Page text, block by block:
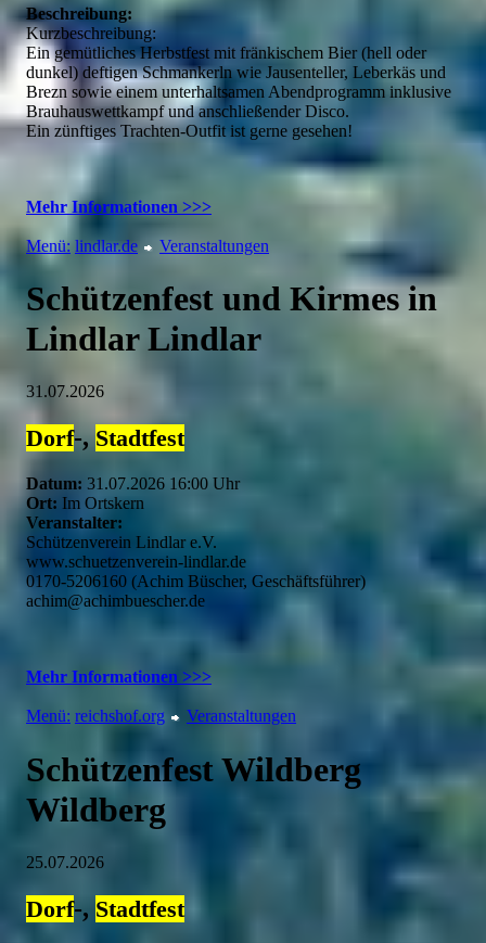
Beschreibung:
Kurzbeschreibung:
Ein gemütliches Herbstfest mit fränkischem Bier (hell oder
dunkel) deftigen Schmankerln wie Jausenteller, Leberkäs und
Brezn sowie einem unterhaltsamen Abendprogramm inklusive
Brauhauswettkampf und anschließender Disco.
Ein zünftiges Trachten-Outfit ist gerne gesehen!
Mehr Informationen >>>
Menü: lindlar.de Veranstaltungen
Schützenfest und Kirmes in
Lindlar Lindlar
31.07.2026
Dorf-,Stadtfest
Datum: 31.07.2026 16:00 Uhr
Ort: Im Ortskern
Veranstalter:
Schützenverein Lindlar e.V.
www.schuetzenverein-lindlar.de
0170-5206160 (Achim Büscher, Geschäftsführer)
achim@achimbuescher.de
Mehr Informationen >>>
Menü: reichshof.org Veranstaltungen
Schützenfest Wildberg
Wildberg
25.07.2026
Dorf-, Stadtfest